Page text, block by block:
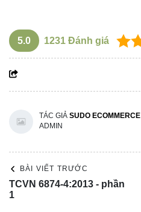
5.0 1231 Đánh giá
TÁC GIẢ SUDO ECOMMERCE
ADMIN
BÀI VIẾT TRƯỚC
TCVN 6874-4:2013 - phần
1